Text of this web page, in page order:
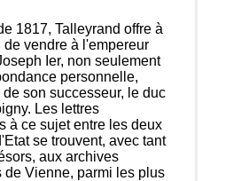
1817, Talleyrand offre à
de vendre à l'empereur
Ier, non seulement
personnelle,
son successeur, le duc
Les lettres
à ce sujet entre les deux
se trouvent, avec tant
aux archives
de Vienne, parmi les plus